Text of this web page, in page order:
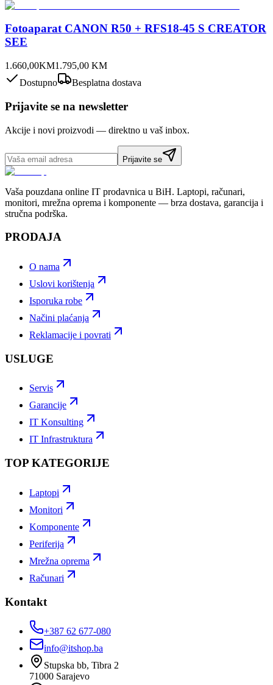
Fotoaparat CANON R50 + RFS18-45 S CREATOR
SEE
1.660,00KM1.795,00 KM
Dostupno
Besplatna dostava
Prijavite se na newsletter
Akcije i novi proizvodi — direktno u vaš inbox.
Prijavite se
Vaša pouzdana online IT prodavnica u BiH. Laptopi, računari,
monitori, mrežna oprema i komponente — brza dostava, garancija i
stručna podrška.
PRODAJA
O nama
Uslovi korištenja
Isporuka robe
Načini plaćanja
Reklamacije i povrati
USLUGE
Servis
Garancije
IT Konsulting
IT Infrastruktura
TOP KATEGORIJE
Laptopi
Monitori
Komponente
Periferija
Mrežna oprema
Računari
Kontakt
+387 62 677-080
info@itshop.ba
Stupska bb, Tibra 2
71000 Sarajevo